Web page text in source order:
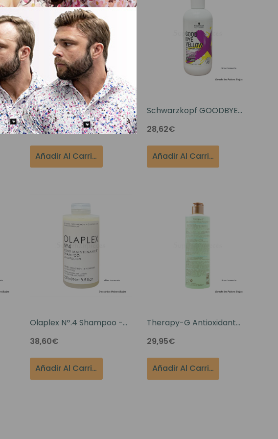
Schwarzkopf GOODBYE
ORANGE Champú
Neutralizador 300ml
28,62€
Añadir Al Carrito
Schwarzkopf GOODBYE
YELLOW Champú
Neutralizador 300ml
28,62€
Añadir Al Carrito
Olaplex Nº.4 Shampoo -
250ml
38,60€
Añadir Al Carrito
Therapy-G Antioxidant
Shampoo For Thinning
Hair 12oz
29,95€
Añadir Al Carrito